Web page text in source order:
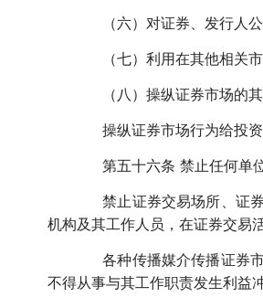
（六）对证券、发行人公
（七）利用在其他相关市
（八）操纵证券市场的其
操纵证券市场行为给投资
第五十六条 禁止任何单位
禁止证券交易场所、证券
机构及其工作人员，在证券交易
各种传播媒介传播证券市
不得从事与其工作职责发生利益